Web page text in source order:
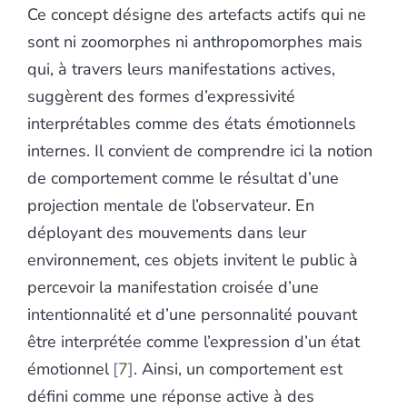
Ce concept désigne des artefacts actifs qui ne
sont ni zoomorphes ni anthropomorphes mais
qui, à travers leurs manifestations actives,
suggèrent des formes d’expressivité
interprétables comme des états émotionnels
internes. Il convient de comprendre ici la notion
de comportement comme le résultat d’une
projection mentale de l’observateur. En
déployant des mouvements dans leur
environnement, ces objets invitent le public à
percevoir la manifestation croisée d’une
intentionnalité et d’une personnalité pouvant
être interprétée comme l’expression d’un état
émotionnel 7 . Ainsi, un comportement est
défini comme une réponse active à des